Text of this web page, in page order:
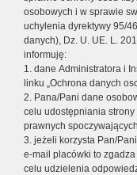
osobowych i w sprawie
uchylenia dyrektywy 95/
danych), Dz. U. UE. L.
informuję:
1. dane Administratora i
linku „Ochrona danych
2. Pana/Pani dane
celu udostępniania
prawnych
3. jeżeli korzysta Pan/
e-mail placówki to
celu udzielenia